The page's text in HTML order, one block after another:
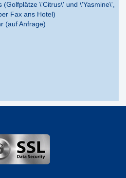
(Golfplätze \'Citrus\' und \'Yasmine\',
Fax ans Hotel)
(auf Anfrage)